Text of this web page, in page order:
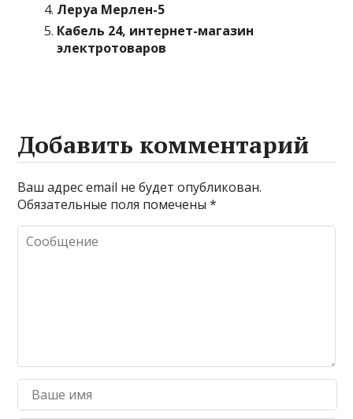
Леруа Мерлен-5
Кабель 24, интернет-магазин
электротоваров
Добавить комментарий
Ваш адрес email не будет опубликован.
Обязательные поля помечены*